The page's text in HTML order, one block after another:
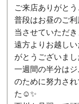
ご来店ありがと
普段はお昼のご
当させていただき
遠方よりお越し
がとうございまし
一週間の半分は
のために努力さ
た☺️✨